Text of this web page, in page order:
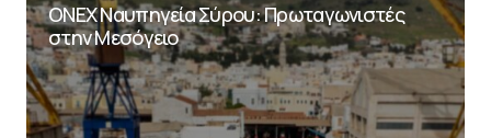
ΟΝΕΧ Ναυπηγεία Σύρου: Πρωταγωνιστές
στην Μεσόγειο